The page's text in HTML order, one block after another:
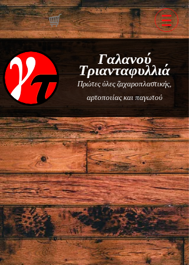
Γαλανού
Τριανταφυλλιά
Πρώτες ύλες ζαχαροπλαστικής,
αρτοποιίας και παγωτού